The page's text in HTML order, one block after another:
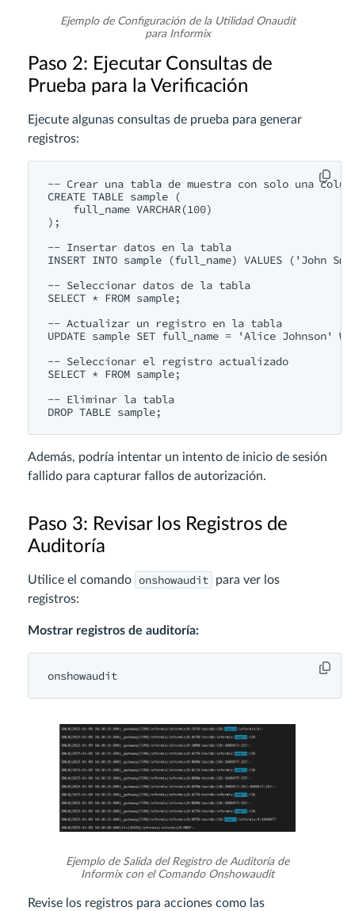
Ejemplo de Configuración de la Utilidad Onaudit
para Informix
Paso 2: Ejecutar Consultas de
Prueba para la Verificación
Ejecute algunas consultas de prueba para generar
registros:
-- Crear una tabla de muestra con solo una
CREATE TABLE sample (
    full_name
VARCHAR(100)
);
-- Insertar datos en la tabla
INSERT INTO sample (full_name) VALUES ( 'John
-- Seleccionar datos de la tabla
SELECT * FROM sample;
-- Actualizar un registro en la tabla
UPDATE sample SET full_name = 'Alice Johnson'
-- Seleccionar el registro actualizado
SELECT * FROM sample;
-- Eliminar la tabla
DROP TABLE sample
Además, podría intentar un intento de inicio de sesión
fallido para capturar fallos de autorización.
Paso 3: Revisar los Registros de
Auditoría
Utilice el comando onshowaudit
para ver los
registros:
Mostrar registros de auditoría:
onshowaudit
Ejemplo de Salida del Registro de Auditoría de
Informix con el Comando Onshowaudit
Revise los registros para acciones como las